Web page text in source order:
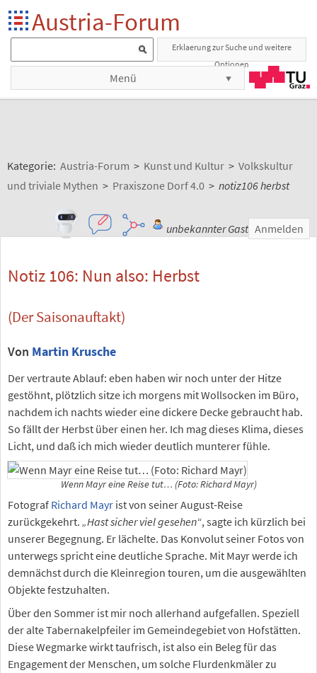
Austria-Forum
Erklaerung zur Suche und weitere
Optionen
Menü
Kategorie: Austria-Forum > Kunst und Kultur > Volkskultur
und triviale Mythen > Praxiszone Dorf 4.0 > notiz106 herbst
unbekannter Gast Anmelden
Notiz 106: Nun also: Herbst
(Der Saisonauftakt)
Von Martin Krusche
Der vertraute Ablauf: eben haben wir noch unter der Hitze
gestöhnt, plötzlich sitze ich morgens mit Wollsocken im Büro,
nachdem ich nachts wieder eine dickere Decke gebraucht hab.
So fällt der Herbst über einen her. Ich mag dieses Klima, dieses
Licht, und daß ich mich wieder deutlich munterer fühle.
Wenn Mayr eine Reise tut… (Foto: Richard Mayr)
Fotograf Richard Mayr ist von seiner August-Reise
zurückgekehrt. „Hast sicher viel gesehen“, sagte ich kürzlich bei
unserer Begegnung. Er lächelte. Das Konvolut seiner Fotos von
unterwegs spricht eine deutliche Sprache. Mit Mayr werde ich
demnächst durch die Kleinregion touren, um die ausgewählten
Objekte festzuhalten.
Über den Sommer ist mir noch allerhand aufgefallen. Speziell
der alte Tabernakelpfeiler im Gemeindegebiet von Hofstätten.
Diese Wegmarke wirkt taufrisch, ist also ein Beleg für das
Engagement der Menschen, um solche Flurdenkmäler zu